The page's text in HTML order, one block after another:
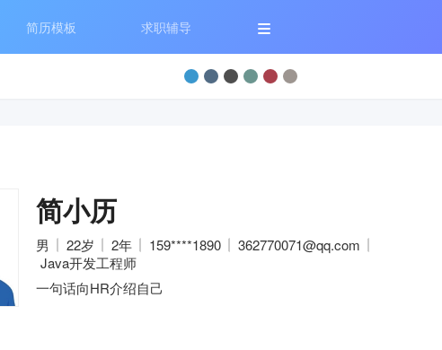
简历模板 求职辅导
简小历
男 22岁 2年 159****1890
362770071@qq.com
Java开发工程师
一句话向HR介绍自己